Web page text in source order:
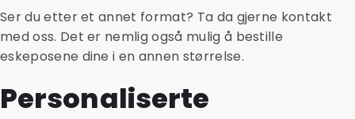
Ser du etter et annet format? Ta da gjerne kontakt
med oss. Det er nemlig også mulig å bestille
eskeposene dine i en annen størrelse.
Personaliserte